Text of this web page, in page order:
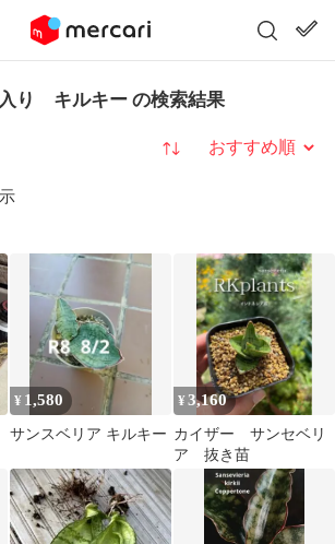
り キルキー の検索結果
並び替え
¥ 1,580
サンスベリア キルキー
¥3,160
カイザー サンセベリ
ア 抜き苗